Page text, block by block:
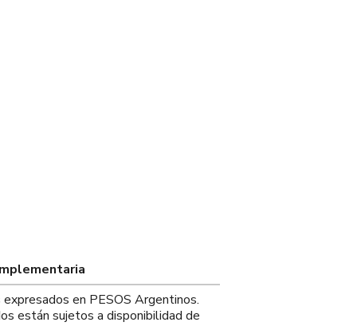
en PESOS Argentinos.
están sujetos a disponibilidad de